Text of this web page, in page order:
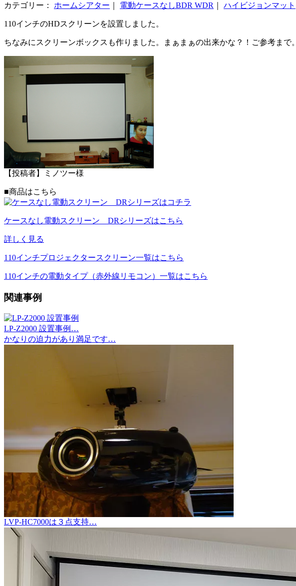
カテゴリー： ホームシアター 電動ケースなしBDR WDR ハイビジョンマット
110インチのHDスクリーンを設置しました。
ちなみにスクリーンボックスも作りました。まぁまぁの出来かな？！ご参考まで。
【投稿者】ミノツー様
■商品はこちら
ケースなし電動スクリーン DRシリーズはこちら
詳しく見る
110インチプロジェクタースクリーン一覧はこちら
110インチの電動タイプ（赤外線リモコン）一覧はこちら
関連事例
LP-Z2000 設置事例…
かなりの迫力があり満足です…
LVP-HC7000は３点支持…